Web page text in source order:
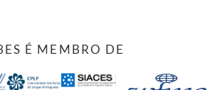
É MEMBRO DE